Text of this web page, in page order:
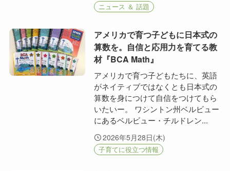
ニュース ＆ 話題
アメリカで育つ子どもに日本式の
算数を。自信と応用力を育てる教
材『BCA Math』
アメリカで育つ子どもたちに、英語
がネイティブではなくとも日本式の
算数を身につけて自信をつけてもら
いたいー。 ワシントン州ベルビュー
にあるベルビュー・チルドレン...
2026年5月28日(木)
子育てに役立つ情報